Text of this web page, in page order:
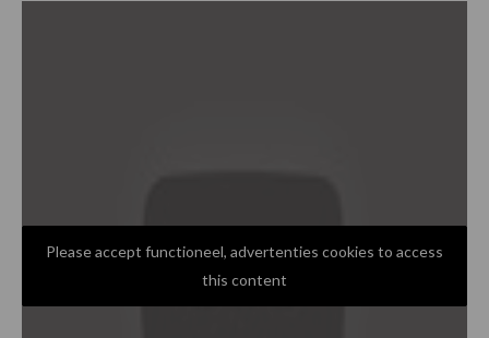
Please accept functioneel, advertenties cookies to access
this content